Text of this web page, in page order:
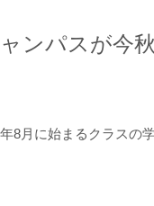
ンパスが今
8月に始まるクラスの